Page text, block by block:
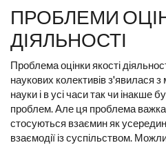
ПРОБЛЕМИ
ДІЯЛЬНОСТІ
Проблема оцінки якості
наукових колективів з'явилася
науки і в усі часи так чи інакше
проблем. Але ця проблема важка
стосуються взаємин як усередині
взаємодії із суспільством.